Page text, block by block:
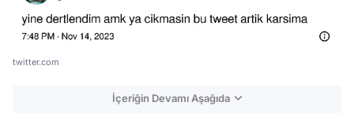
twitter.com
İçeriğin Devamı Aşağıda